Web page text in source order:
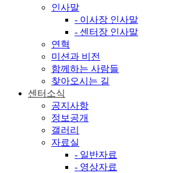
인사말
- 이사장 인사말
- 센터장 인사말
연혁
미션과 비전
함께하는 사람들
찾아오시는 길
센터소식
공지사항
정보공개
갤러리
자료실
- 일반자료
- 영상자료